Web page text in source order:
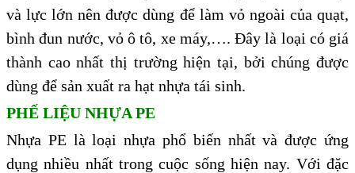
và lực lớn nên được dùng để làm vỏ ngoài của quạt,
bình đun nước, vỏ ô tô, xe máy,…. Đây là loại có giá
thành cao nhất thị trường hiện tại, bởi chúng được
dùng để sản xuất ra hạt nhựa tái sinh.
PHẾ LIỆU NHỰA PE
Nhựa PE là loại nhựa phổ biến nhất và được ứng
dụng nhiều nhất trong cuộc sống hiện nay. Với đặc